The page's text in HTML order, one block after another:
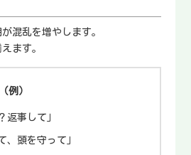
混乱を増やします。
ます。
例）
返事して」
、頭を守って」